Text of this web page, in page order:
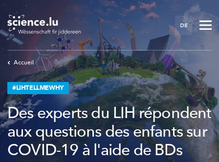
Skip
main
content
DE
Accueil
#LIHTELLMEWHY
Des experts du LIH répondent
aux questions des enfants sur
COVID-19 à l'aide de BDs